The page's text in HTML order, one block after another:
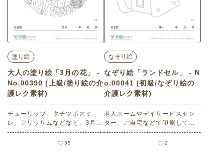
塗り絵
大人の塗り絵「3月の花」 -
No.00390 (上級/塗り絵の介
護レク素材)
チューリップ、タチツボスミ
レ、アリッサムなどなど。3月に
咲いている花です。好きな色
で、塗り絵を楽しみましょう。
35
なぞり絵
なぞり絵「ランドセル」 - N
o.00041 (初級/なぞり絵の
介護レク素材)
老人ホームやデイサービスセン
ター、ご自宅などで印刷してお
使いいただける無料の高齢者向
け介護レク素材（なぞり絵・初
2